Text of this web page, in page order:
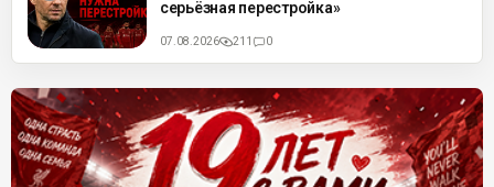
серьёзная перестройка»
07.08.2026 211 0